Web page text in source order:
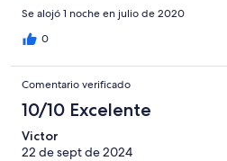
Se alojó 1 noche en julio de 2020
0
Comentario verificado
10/10 Excelente
Victor
22 de sept de 2024